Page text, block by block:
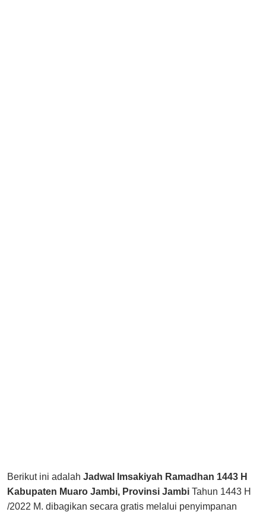
Berikut ini adalah Jadwal Imsakiyah Ramadhan 1443 H
Kabupaten Muaro Jambi, Provinsi Jambi Tahun 1443 H
/2022 M. dibagikan secara gratis melalui penyimpanan